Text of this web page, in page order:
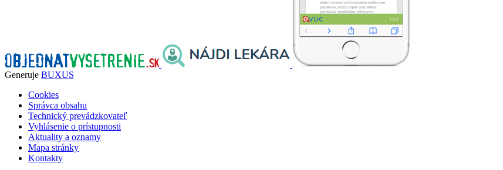
Generuje BUXUS
Cookies
Správca obsahu
Technický prevádzkovateľ
Vyhlásenie o prístupnosti
Aktuality a oznamy
Mapa stránky
Kontakty